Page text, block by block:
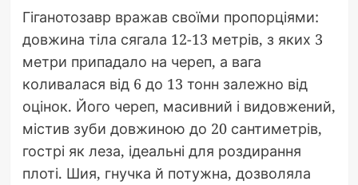
Гіганотозавр вражав своїми пропорціями:
довжина тіла сягала 12-13 метрів, з яких 3
метри припадало на череп, а вага
коливалася від 6 до 13 тонн залежно від
оцінок. Його череп, масивний і видовжений,
містив зуби довжиною до 20 сантиметрів,
гострі як леза, ідеальні для роздирання
плоті. Шия, гнучка й потужна, дозволяла